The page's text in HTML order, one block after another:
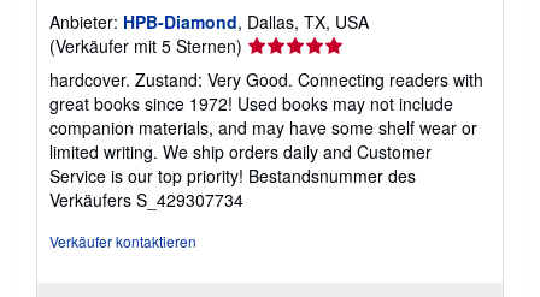
Anbieter: HPB-Diamond, Dallas, TX, USA
(Verkäufer mit 5 Sternen) Verkäuferbewertung
5
von
5
Sternen
hardcover. Zustand: Very Good. Connecting readers with
great books since 1972! Used books may not include
companion materials, and may have some shelf wear or
limited writing. We ship orders daily and Customer
Service is our top priority! Bestandsnummer des
Verkäufers S_429307734
Verkäufer kontaktieren